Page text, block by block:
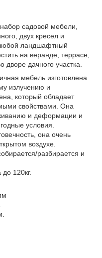
садовой мебели,
двух кресел и
ландшафтный
на веранде, террасе,
дворе дачного участка.
мебель изготовлена
излучению и
который обладает
свойствами. Она
и деформации и
условия.
она очень
воздухе.
разбирается и
120кг.